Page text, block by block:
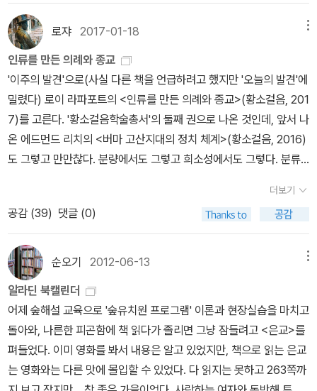
남출판), <안전, 영토, 인구>, <생명관리정치의 탄생> (이상 난장)*
참조도서: 폴 벤느, <푸코: 그의 사유, 그의 인격>, 리시올, 2022, ch
s. 7~8; 콜린 고든 엮음, 이승철 외 옮김, <푸코 효과>, 난장, 2014.
캐스린 태너, 백지윤 옮김, <기독교와 새로운 자본주의 정신>, IVP,
2021 [Christianity and the New Spirit of Capitalism, 2019]지
성사: 18세기 상업사회 존 G. A. 포콕, 곽차섭 옮김, <마키아벨리언
모멘트>, 나남출판, 2011 [The Machiavellian Moment: Florenti
ne Political Thought and the Atlantic Republican Tradition,
스, 2020 [The Passions and the Interests: Political Argume
nts for Capitalism before Its Triumph, 1977] 니콜라스 필립슨,
배지혜 옮김, <애덤 스미스>, 한국경제신문, 2022 [Adam Smith: t
he Enlightened Life, 2010] 이슈트반 혼트, 김민철 옮김, <상업사
회의 정치사상>, 오월의봄, 2025 [Politics in Commercial Socie
ty: Jean-Jacques Rousseau and Adam, 2015] 이승은, '18세
기 상업사회의 정치사상과 정치경제학,' <서구지성사 입문>현대 경
제사학계에서 베버 테제의 수용 조엘 모키르, 김민주/이엽 옮김, <성
장의 문화>, 에코리브르, 2018 [A Culture of Growth: The Origi
ns of the Modern Economy, 2017] 마크 코야마, 제러드 루빈,
중 일부를 국역한 박성환 교수 논문에 따르면, 『경제와 사회』는 편집
자와 판본에 따라 수록된 글과 배열순서 등이 너무 달라 1위를 차지한
책은 엄밀히 말하면 영역본인 『Economy and Society』이고, 독일
어 원본인 『Wirtschaft und Gesellschaft』라고 보기는 어렵다고
한다[독일어 원본도 편집자-Marianne Weber(부인), Johannes
Winckelmann, Wolfgang J. Mommsen 등-에 따라 천차만별이
다]. 국내에도 부분적으로 발췌, 번역된 두 권이 있기는 하나, 독일이
나 영어권에서도 사정이 특별히 더 낫지는 않은 것 같다. 아래에 30
위에 든 책들을 정리하였다. 그러나 1위가 95표이고, 10위가 25표이
며(푸코의 『감시와 처벌』이 17표로 16위), 50위부터는 벌써 6표 정
도여서 순위에 과한 무게를 둘 필요는 없을 것 같다(위 링크를 타고
따라, 연령대에 따라 어떤 저자들에 투표하였는지도 따로 나온다).1.
막스 베버, 『경제와 사회』(워낙 방대한 책이어서, 두 번역본의 번역된
부분이 다르다. 1997년 문학과지성사 본은 Winckelmann이 편집
한 5판 앞부분을 번역한 것이고, 2009년 나남출판사 본은 Momms
en이 편집한 1부 제22-1권 '공동체들'을 번역한 것이다. 아래는 4위
인 『프로테스탄티즘의 윤리와 자본주의 정신』을 제외한 막스 베버 저
작, 해설서들이다.) 2. 찰스 라이트 밀즈(왜인지 보통 C. 라이트 밀즈
라고 쓰는...), 『사회학적 상상력』3. 로버트 킹 머튼, 『Social Theor
로쟈 2017-01-18
인류를 만든 의례와 종교
'이주의 발견'으로(사실 다른 책을 언급하려고 했지만 '오늘의 발견'에
밀렸다) 로이 라파포트의 <인류를 만든 의례와 종교>(황소걸음, 201
7)를 고른다. '황소걸음학술총서'의 둘째 권으로 나온 것인데, 앞서 나
온 에드먼드 리치의 <버마 고산지대의 정치 체계>(황소걸음, 2016)
도 그렇고 만만찮다. 분량에서도 그렇고 희소성에서도 그렇다. 분류
한 생태인류학자라고 한다. 어떤 책인가. '종교와 사회, 생태의 관계
에 대해 30년 이상 탐구해온 결과물이며, 뒤르켐이 남겨둔 질문에 대
해 처음 체계적으로 응답한 종교인류학 분야의 기념비적 저작이다.
라파포트는 이 책에서 인류가 21세기에 마주칠 상황에 적합한 새로운
종교의 발전을 위한 청사진을 제시하며, 종교가 과학과 화해할 수 있
고 그래야 한다고 웅변한다. 라파포트는 적응과 인지 이론을 결합하
여 종교의 진화적 중요성에 대한 포괄적인 분석을 전개하는 동시에,
종교의 핵심 요소이자 종교적 관념을 확립하고 인류의 적응 진화에
근본적 역할을 수행한 의례 연구를 종합했다.' 번역본의 경우 900쪽
이 넘는지라(원저도 535쪽) 엄두를 내기 어려운데(책값도 5만원대)
더보기
공감 (39) 댓글 (0)
순오기 2012-06-13
알라딘 북캘린더
어제 숲해설 교육으로 '숲유치원 프로그램' 이론과 현장실습을 마치고
돌아와, 나른한 피곤함에 책 읽다가 졸리면 그냥 잠들려고 <은교>를
펴들었다. 이미 영화를 봐서 내용은 알고 있었지만, 책으로 읽는 은교
는 영화와는 다른 맛에 몰입할 수 있었다. 다 읽지는 못하고 263쪽까